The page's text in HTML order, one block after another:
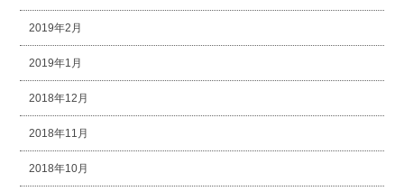
2019年2月
2019年1月
2018年12月
2018年11月
2018年10月